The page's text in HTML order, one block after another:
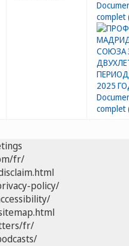
fr/
policy/
fr/